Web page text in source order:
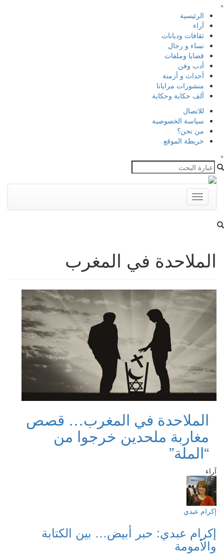
×
الرئيسية
آراء
ثقافات وديانات
نساء و رجال
قضايا وملفات
أدب وفن
أحداث و أزمنة
منشورات مرايانا
ألف حكاية وحكاية
للاتصال
سياسة الخصوصية
من نحن؟
خريطة الموقع
×
Toggle
navigation
الملاحدة في المغرب
الملاحدة في المغرب… قصص
مغاربة ملحدين خرجوا من
“الملة”
آراء
إكرام عبدي
إكرام عبدي: حبر أبيض… بين الكتابة
والأمومة